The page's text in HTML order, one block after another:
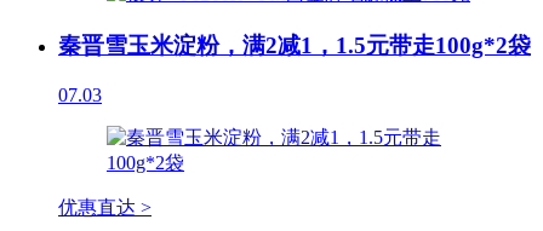
秦晋雪玉米淀粉，满2减1，1.5元带走100g*2袋
07.03
优惠直达 >